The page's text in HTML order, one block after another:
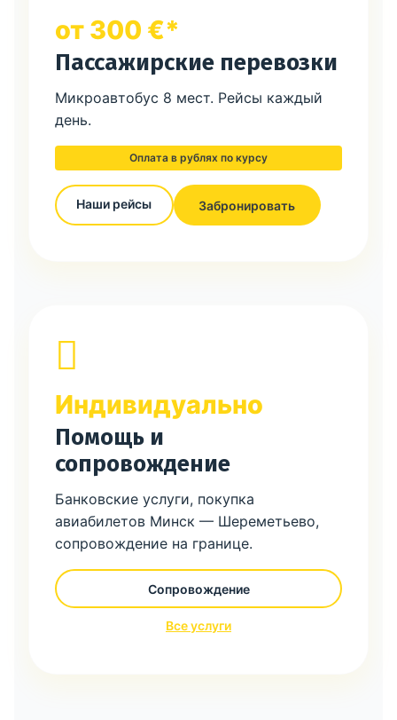
от 300 €*
Пассажирские перевозки
Микроавтобус 8 мест. Рейсы каждый
день.
Оплата в рублях по курсу
Наши рейсы Забронировать
Индивидуально
Помощь и
сопровождение
Банковские услуги, покупка
авиабилетов Минск — Шереметьево,
сопровождение на границе.
Сопровождение
Все услуги